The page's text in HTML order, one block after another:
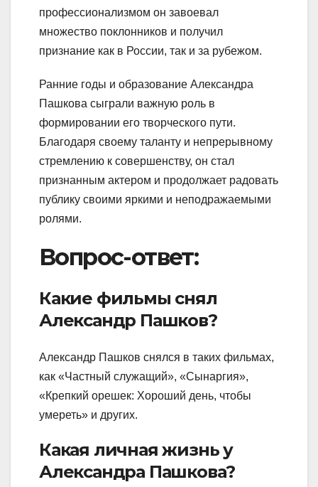
профессионализмом он завоевал
множество поклонников и получил
признание как в России, так и за рубежом.
Ранние годы и образование Александра
Пашкова сыграли важную роль в
формировании его творческого пути.
Благодаря своему таланту и непрерывному
стремлению к совершенству, он стал
признанным актером и продолжает радовать
публику своими яркими и неподражаемыми
ролями.
Вопрос-ответ:
Какие фильмы снял
Александр Пашков?
Александр Пашков снялся в таких фильмах,
как «Частный служащий», «Сынаргия»,
«Крепкий орешек: Хороший день, чтобы
умереть» и других.
Какая личная жизнь у
Александра Пашкова?